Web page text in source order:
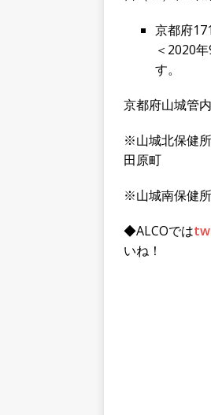
e
b
o
o
k
京都府
＜2020
す。
京都府山城管
※山城北保健
田原町
※山城南保健
◆ALCOでは
いね！